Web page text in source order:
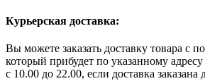
Курьерская доставка:
Вы можете заказать доставку товара с
который прибудет по указанному
с 10.00 до 22.00, если доставка заказана